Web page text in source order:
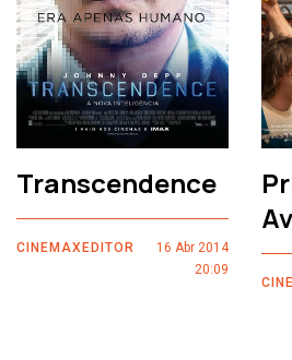
Transcendence
CINEMAXEDITOR
16 Abr 2014
20:09